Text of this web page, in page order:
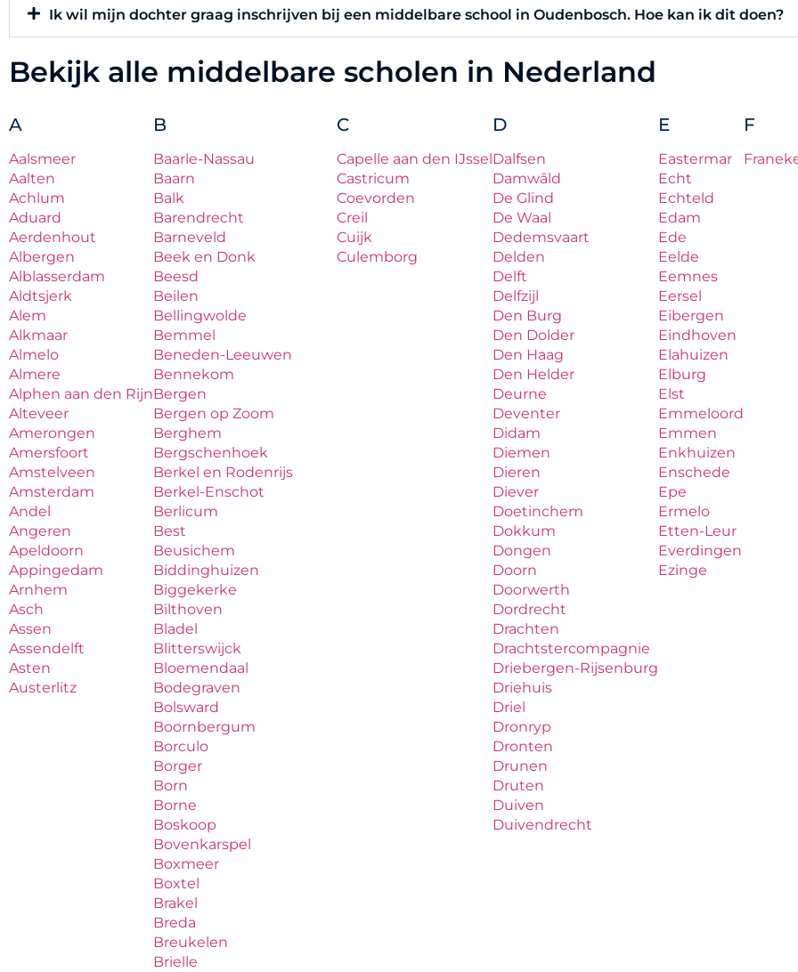
Ik wil mijn dochter graag inschrijven bij een middelbare school in Oudenbosch. Hoe kan ik dit doen?
Bekijk alle middelbare scholen in Nederland
A
Aalsmeer
Aalten
Achlum
Aduard
Aerdenhout
Albergen
Alblasserdam
Aldtsjerk
Alem
Alkmaar
Almelo
Almere
Alphen aan den Rijn
Alteveer
Amerongen
Amersfoort
Amstelveen
Amsterdam
Andel
Angeren
Apeldoorn
Appingedam
Arnhem
Asch
Assen
Assendelft
Asten
Austerlitz
B
Baarle-Nassau
Baarn
Balk
Barendrecht
Barneveld
Beek en Donk
Beesd
Beilen
Bellingwolde
Bemmel
Beneden-Leeuwen
Bennekom
Bergen
Bergen op Zoom
Berghem
Bergschenhoek
Berkel en Rodenrijs
Berkel-Enschot
Berlicum
Best
Beusichem
Biddinghuizen
Biggekerke
Bilthoven
Bladel
Blitterswijck
Bloemendaal
Bodegraven
Bolsward
Boornbergum
Borculo
Borger
Born
Borne
Boskoop
Bovenkarspel
Boxmeer
Boxtel
Brakel
Breda
Breukelen
Brielle
C
Capelle aan den IJssel
Castricum
Coevorden
Creil
Cuijk
Culemborg
D
Dalfsen
Damwâld
De Glind
De Waal
Dedemsvaart
Delden
Delft
Delfzijl
Den Burg
Den Dolder
Den Haag
Den Helder
Deurne
Deventer
Didam
Diemen
Dieren
Diever
Doetinchem
Dokkum
Dongen
Doorn
Doorwerth
Dordrecht
Drachten
Drachtstercompagnie
Driebergen-Rijsenburg
Driehuis
Driel
Dronryp
Dronten
Drunen
Druten
Duiven
Duivendrecht
E
Eastermar
Echt
Echteld
Edam
Ede
Eelde
Eemnes
Eersel
Eibergen
Eindhoven
Elahuizen
Elburg
Elst
Emmeloord
Emmen
Enkhuizen
Enschede
Epe
Ermelo
Etten-Leur
Everdingen
Ezinge
F